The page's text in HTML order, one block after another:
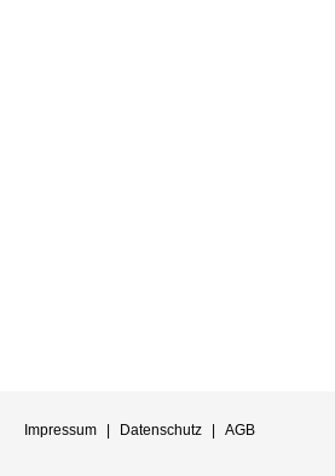
Impressum Datenschutz AGB